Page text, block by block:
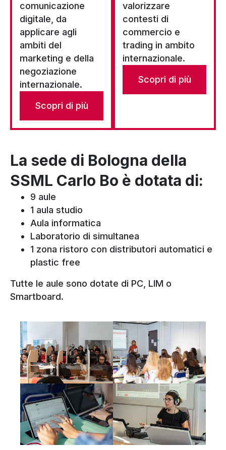
comunicazione
digitale, da
applicare agli
ambiti del
marketing e della
negoziazione
internazionale.
Scopri di più
valorizzare
contesti di
commercio e
trading in ambito
internazionale.
Scopri di più
La sede di Bologna della
SSML Carlo Bo è dotata di:
9 aule
1 aula studio
Aula informatica
Laboratorio di simultanea
1 zona ristoro con distributori automatici e
plastic free
Tutte le aule sono dotate di PC, LIM o
Smartboard.